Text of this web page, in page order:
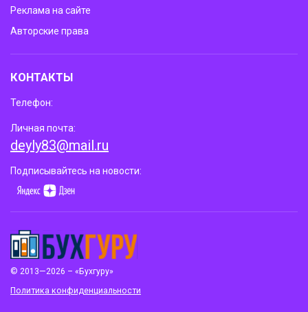
© 2013—2026 – «Бухгуру»
Политика конфиденциальности
Реклама на сайте
Авторские права
КОНТАКТЫ
Телефон:
Личная почта:
deyly83@mail.ru
Подписывайтесь на новости: